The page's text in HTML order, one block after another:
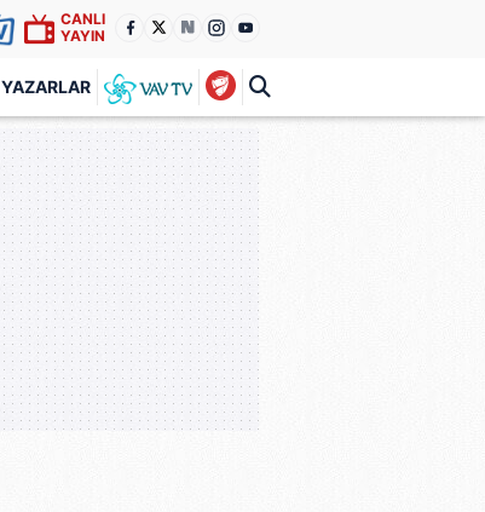
CANLI
YAYIN
YAZARLAR